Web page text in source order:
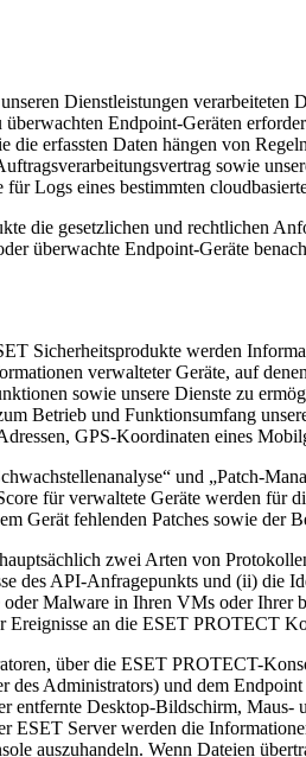
Dienstleistungen
Endpoint-Geräten
erfassten Daten hängen von
sowie
Logs eines bestimmten
die gesetzlichen und rechtlichen
überwachte Endpoint-Geräte
Sicherheitsprodukte werden
verwalteter Geräte, auf
sowie unsere Dienste zu
Betrieb und Funktionsumfang
GPS-Koordinaten eines
und „Patch-
für verwaltete Geräte werden für
Gerät fehlenden Patches sowie der
zwei Arten von
des API-Anfragepunkts und (ii) die
Malware in Ihren VMs oder
Ereignisse an die ESET PROTECT
über die ESET PROTECT-
Administrators) und dem
entfernte Desktop-Bildschirm,
Server werden die
auszuhandeln. Wenn Dateien